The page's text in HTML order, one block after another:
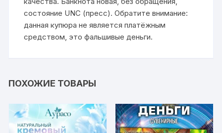
состояние UNC (пресс). Обратите внимание:
данная купюра не является платёжным
средством, это фальшивые деньги.
ПОХОЖИЕ ТОВАРЫ